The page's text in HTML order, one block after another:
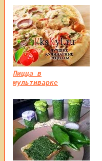
Пицца в
мультиварке